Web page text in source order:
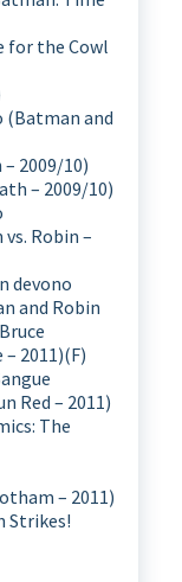
the Cowl
(Batman and
2009/10)
– 2009/10)
Robin –
devono
and Robin
2011)(F)
Red – 2011)
The
– 2011)
Strikes!